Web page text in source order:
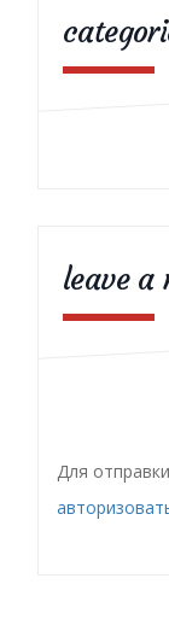
leave a
Для